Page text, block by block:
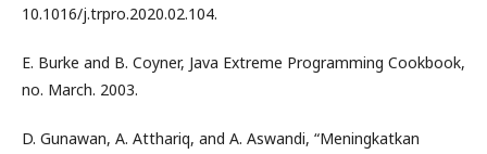
10.1016/j.trpro.2020.02.104.
E. Burke and B. Coyner, Java Extreme Programming Cookbook,
no. March. 2003.
D. Gunawan, A. Atthariq, and A. Aswandi, “Meningkatkan